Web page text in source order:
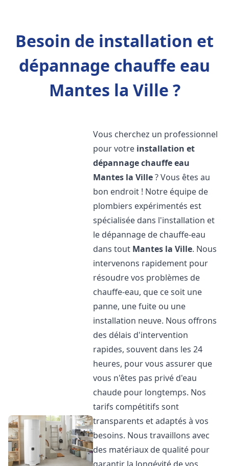
Besoin de installation et
dépannage chauffe eau
Mantes la Ville ?
Vous cherchez un professionnel
pour votre installation et
dépannage chauffe eau
Mantes la Ville? Vous êtes au
bon endroit ! Notre équipe de
plombiers expérimentés est
spécialisée dans l'installation et
le dépannage de chauffe-eau
dans tout Mantes la Ville. Nous
intervenons rapidement pour
résoudre vos problèmes de
chauffe-eau, que ce soit une
panne, une fuite ou une
installation neuve. Nous offrons
des délais d'intervention
rapides, souvent dans les 24
heures, pour vous assurer que
vous n'êtes pas privé d'eau
chaude pour longtemps. Nos
tarifs compétitifs sont
transparents et adaptés à vos
besoins. Nous travaillons avec
des matériaux de qualité pour